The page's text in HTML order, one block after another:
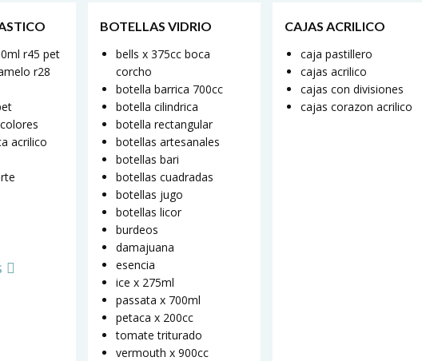
r45 pet
r28
acrilico
BOTELLAS VIDRIO
bells x 375cc boca
corcho
botella barrica 700cc
botella cilindrica
botella rectangular
botellas artesanales
botellas bari
botellas cuadradas
botellas jugo
botellas licor
burdeos
damajuana
esencia
ice x 275ml
passata x 700ml
petaca x 200cc
tomate triturado
vermouth x 900cc
CAJAS ACRILICO
caja pastillero
cajas acrilico
cajas con divisiones
cajas corazon acrilico